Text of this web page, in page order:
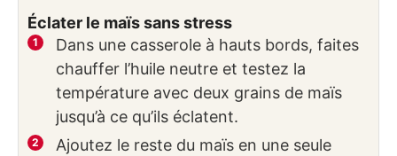
Éclater le maïs sans stress
Dans une casserole à hauts bords, faites
chauffer l’huile neutre et testez la
température avec deux grains de maïs
jusqu’à ce qu’ils éclatent.
Ajoutez le reste du maïs en une seule